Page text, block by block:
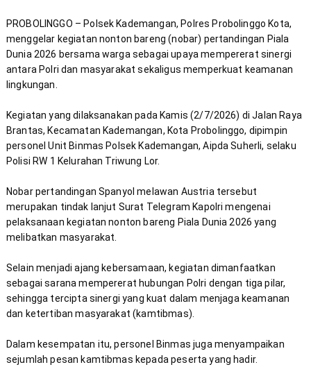
PROBOLINGGO – Polsek Kademangan, Polres Probolinggo Kota,
menggelar kegiatan nonton bareng (nobar) pertandingan Piala
Dunia 2026 bersama warga sebagai upaya mempererat sinergi
antara Polri dan masyarakat sekaligus memperkuat keamanan
Kegiatan yang dilaksanakan pada Kamis (2/7/2026) di Jalan Raya
Brantas, Kecamatan Kademangan, Kota Probolinggo, dipimpin
personel Unit Binmas Polsek Kademangan, Aipda Suherli, selaku
Nobar pertandingan Spanyol melawan Austria tersebut
merupakan tindak lanjut Surat Telegram Kapolri mengenai
pelaksanaan kegiatan nonton bareng Piala Dunia 2026 yang
Selain menjadi ajang kebersamaan, kegiatan dimanfaatkan
sebagai sarana mempererat hubungan Polri dengan tiga pilar,
sehingga tercipta sinergi yang kuat dalam menjaga keamanan
Dalam kesempatan itu, personel Binmas juga menyampaikan
sejumlah pesan kamtibmas kepada peserta yang hadir.